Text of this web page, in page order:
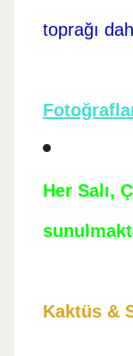
toprağı
Her Salı,
Kaktüs &